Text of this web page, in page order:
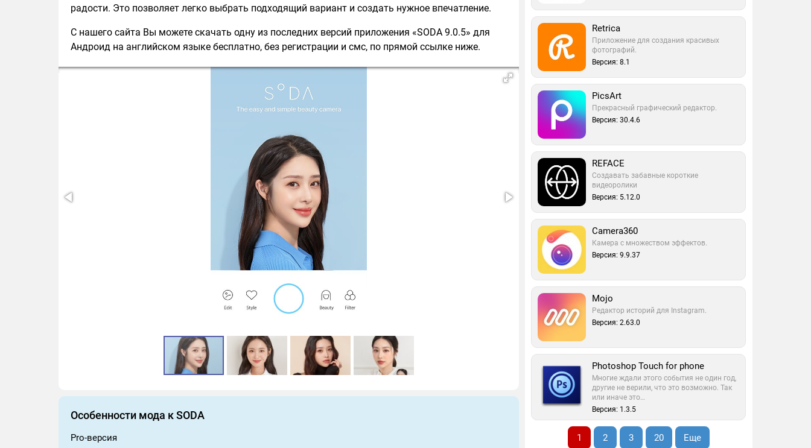
радости. Это позволяет легко выбрать подходящий вариант и создать нужное впечатление.
С нашего сайта Вы можете скачать одну из последних версий приложения «SODA 9.0.5» для
Андроид на английском языке бесплатно, без регистрации и смс, по прямой ссылке ниже.
Особенности мода к SODA
Pro-версия
Retrica
Приложение для создания красивых
фотографий.
Версия: 8.1
PicsArt
Прекрасный графический редактор.
Версия: 30.4.6
REFACE
Создавать забавные короткие
видеоролики
Версия: 5.12.0
Camera360
Камера с множеством эффектов.
Версия: 9.9.37
Mojo
Редактор историй для Instagram.
Версия: 2.63.0
Photoshop Touch for phone
Многие ждали этого события не один год,
другие не верили, что это возможно. Так
или иначе это…
Версия: 1.3.5
1 2 3 20 Еще